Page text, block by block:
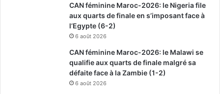
CAN féminine Maroc-2026: le Nigeria file
aux quarts de finale en s’imposant face à
l’Egypte (6-2)
6 août 2026
CAN féminine Maroc-2026: le Malawi se
qualifie aux quarts de finale malgré sa
défaite face à la Zambie (1-2)
6 août 2026